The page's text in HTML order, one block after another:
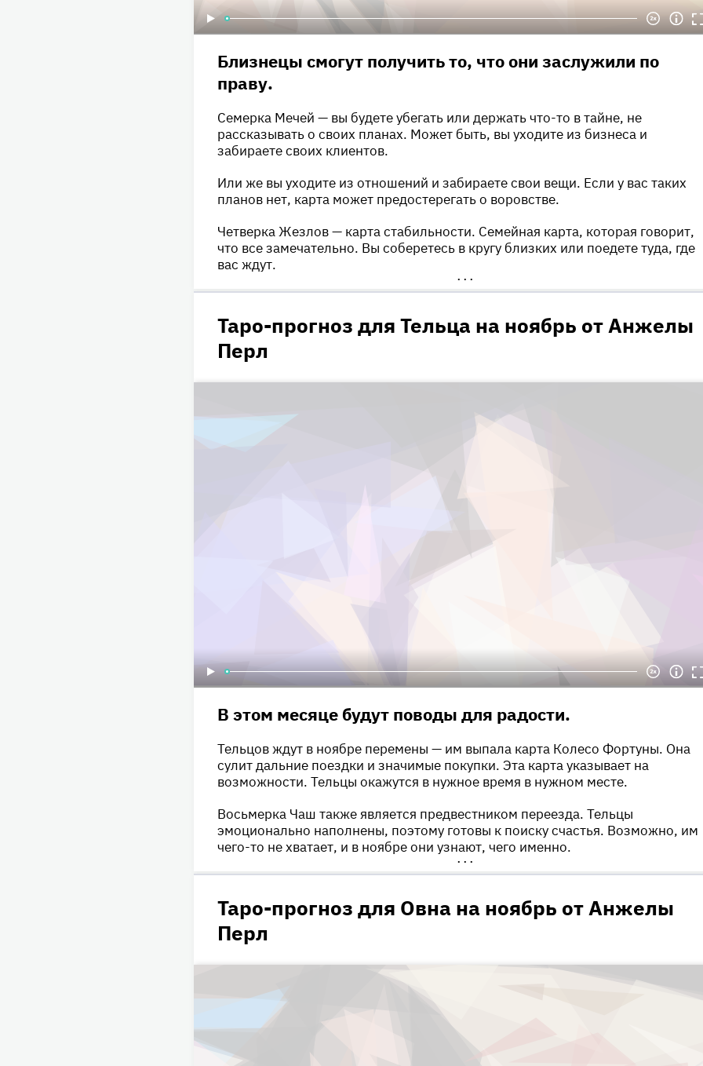
Близнецы смогут получить то, что они заслужили по
праву.
Семерка Мечей — вы будете убегать или держать что-то в тайне, не
рассказывать о своих планах. Может быть, вы уходите из бизнеса и
забираете своих клиентов.
Или же вы уходите из отношений и забираете свои вещи. Если у вас таких
планов нет, карта может предостерегать о воровстве.
Четверка Жезлов — карта стабильности. Семейная карта, которая говорит,
что все замечательно. Вы соберетесь в кругу близких или поедете туда, где
вас ждут.
•••
Таро-прогноз для Тельца на ноябрь от Анжелы
Перл
В этом месяце будут поводы для радости.
Тельцов ждут в ноябре перемены — им выпала карта Колесо Фортуны. Она
сулит дальние поездки и значимые покупки. Эта карта указывает на
возможности. Тельцы окажутся в нужное время в нужном месте.
Восьмерка Чаш также является предвестником переезда. Тельцы
эмоционально наполнены, поэтому готовы к поиску счастья. Возможно, им
чего-то не хватает, и в ноябре они узнают, чего именно.
•••
Таро-прогноз для Овна на ноябрь от Анжелы
Перл